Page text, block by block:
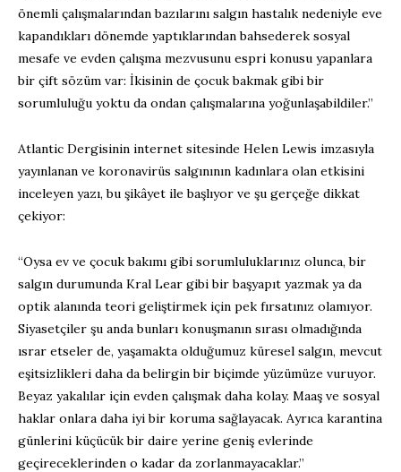
önemli çalışmalarından bazılarını salgın hastalık nedeniyle eve
kapandıkları dönemde yaptıklarından bahsederek sosyal
mesafe ve evden çalışma mezvusunu espri konusu yapanlara
bir çift sözüm var: İkisinin de çocuk bakmak gibi bir
sorumluluğu yoktu da ondan çalışmalarına yoğunlaşabildiler.”
Atlantic Dergisinin internet sitesinde Helen Lewis imzasıyla
yayınlanan ve koronavirüs salgınının kadınlara olan etkisini
inceleyen yazı, bu şikâyet ile başlıyor ve şu gerçeğe dikkat
çekiyor:
“Oysa ev ve çocuk bakımı gibi sorumluluklarınız olunca, bir
salgın durumunda Kral Lear gibi bir başyapıt yazmak ya da
optik alanında teori geliştirmek için pek fırsatınız olamıyor.
Siyasetçiler şu anda bunları konuşmanın sırası olmadığında
ısrar etseler de, yaşamakta olduğumuz küresel salgın, mevcut
eşitsizlikleri daha da belirgin bir biçimde yüzümüze vuruyor.
Beyaz yakalılar için evden çalışmak daha kolay. Maaş ve sosyal
haklar onlara daha iyi bir koruma sağlayacak. Ayrıca karantina
günlerini küçücük bir daire yerine geniş evlerinde
geçireceklerinden o kadar da zorlanmayacaklar.”